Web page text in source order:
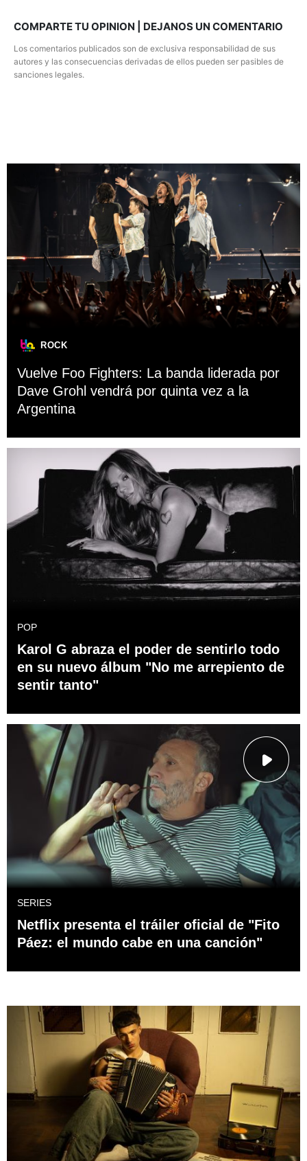
COMPARTE TU OPINION | DEJANOS UN COMENTARIO
Los comentarios publicados son de exclusiva responsabilidad de sus
autores y las consecuencias derivadas de ellos pueden ser pasibles de
sanciones legales.
ROCK
Vuelve Foo Fighters: La banda liderada por
Dave Grohl vendrá por quinta vez a la
Argentina
POP
Karol G abraza el poder de sentirlo todo
en su nuevo álbum "No me arrepiento de
sentir tanto"
SERIES
Netflix presenta el tráiler oficial de "Fito
Páez: el mundo cabe en una canción"